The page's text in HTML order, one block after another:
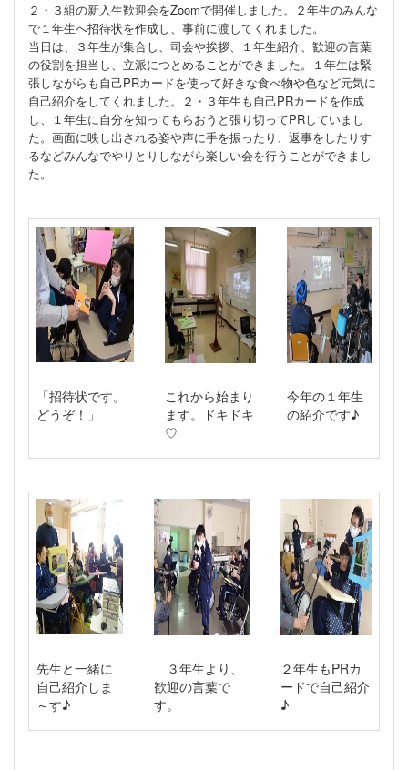
２・３組の新入生歓迎会をZoomで開催しました。２年生のみんな
で１年生へ招待状を作成し、事前に渡してくれました。
当日は、３年生が集合し、司会や挨拶、１年生紹介、歓迎の言葉
の役割を担当し、立派につとめることができました。１年生は緊
張しながらも自己PRカードを使って好きな食べ物や色など元気に
自己紹介をしてくれました。２・３年生も自己PRカードを作成
し、１年生に自分を知ってもらおうと張り切ってPRしていまし
た。画面に映し出される姿や声に手を振ったり、返事をしたりす
るなどみんなでやりとりしながら楽しい会を行うことができまし
た。
「招待状です。
どうぞ！」
これから始まり
ます。ドキドキ
♡
今年の１年生
の紹介です♪
先生と一緒に
自己紹介しま
～す♪
３年生より、
歓迎の言葉で
す。
２年生もPRカ
ードで自己紹介
♪